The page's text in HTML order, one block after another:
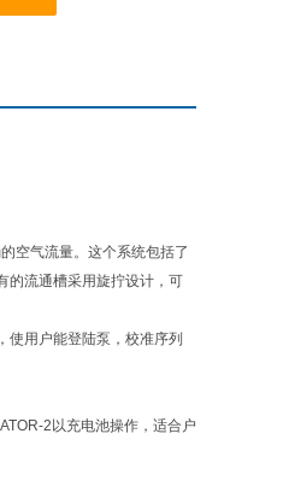
空气流量。这个系统包括了
的流通槽采用旋拧设计，可
用户能登陆泵，校准序列
2以充电池操作，适合户